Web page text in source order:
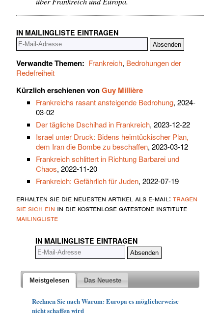
IN MAILINGLISTE EINTRAGEN
Verwandte Themen: Frankreich, Bedrohungen der
Redefreiheit
Kürzlich erschienen vonGuy Millière
Frankreichs rasant ansteigende Bedrohung, 2024-
03-02
Der tägliche Dschihad in Frankreich, 2023-12-22
Israel unter Druck: Bidens heimtückischer Plan,
dem Iran die Bombe zu beschaffen, 2023-03-12
Frankreich schlittert in Richtung Barbarei und
Chaos, 2022-11-20
Frankreich: Gefährlich für Juden, 2022-07-19
erhalten sie die neuesten artikel als e-mail: tragen
sie sich ein in die kostenlose gatestone institute
mailingliste
IN MAILINGLISTE EINTRAGEN
Meistgelesen Das Neueste
Rechnen Sie nach Warum: Europa es möglicherweise
nicht schaffen wird